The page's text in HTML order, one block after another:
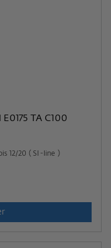
TA C100
12/20 ( SI-line )